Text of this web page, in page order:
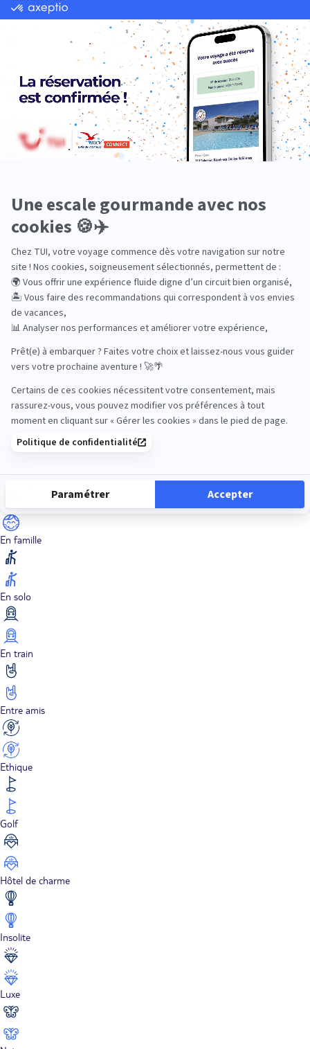
Bien-être
Circuits privés
City Trips
Croisières
Culture
Dans les îles
Découverte
En famille
En solo
En train
Entre amis
Ethique
Golf
Hôtel de charme
Insolite
Luxe